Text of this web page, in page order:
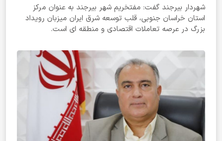
شهردار بیرجند گفت: مفتخریم شهر بیرجند به عنوان مرکز
استان خراسان جنوبی، قلب توسعه شرق ایران میزبان رویداد
بزرگ در عرصه تعاملات اقتصادی و منطقه ای است.